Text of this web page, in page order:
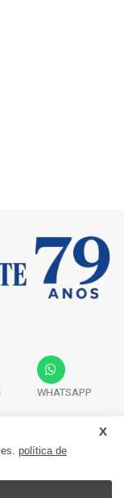
WHATSAPP
Somos
política de